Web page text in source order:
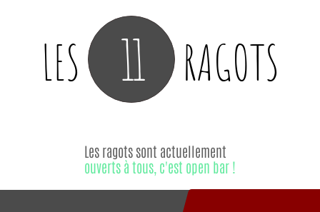
LES 11 RAGOTS
Les ragots sont actuellement
ouverts à tous, c'est open bar !